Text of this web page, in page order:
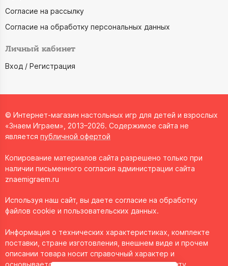
Согласие на рассылку
Согласие на обработку персональных данных
Личный кабинет
Вход / Регистрация
© Интернет-магазин настольных игр для детей и взрослых
«Знаем Играем», 2013–2026. Содержимое сайта не
является публичной офертой
Копирование материалов сайта разрешено только при
наличии письменного согласия администрации сайта
znaemigraem.ru
Используя наш сайт, вы даете согласие на обработку
файлов cookie и пользовательских данных.
Информация о технических характеристиках, комплекте
поставки, стране изготовления, внешнем виде и прочем
описании товара носит справочный характер и
основывается на последних доступных к моменту